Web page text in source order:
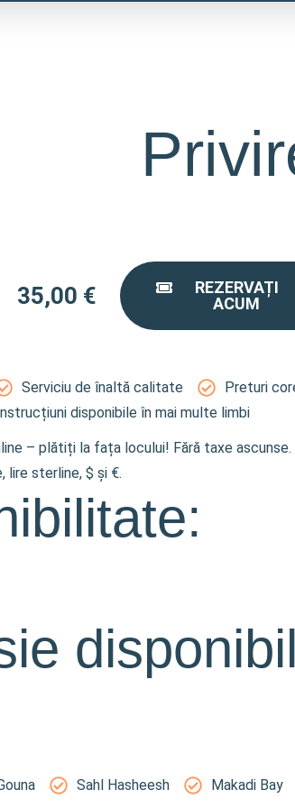
35,00 €
REZERVAȚI
ACUM
Serviciu de înaltă calitate
Preturi
disponibile în mai multe limbi
– plătiți la fața locului! Fără taxe ascunse.
lire sterline, $ și €.
Sahl Hasheesh
Makadi Bay